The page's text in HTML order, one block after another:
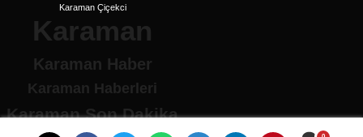
Karaman Çiçekci
Karaman
Karaman Haber
Karaman Haberleri
Karaman Son Dakika